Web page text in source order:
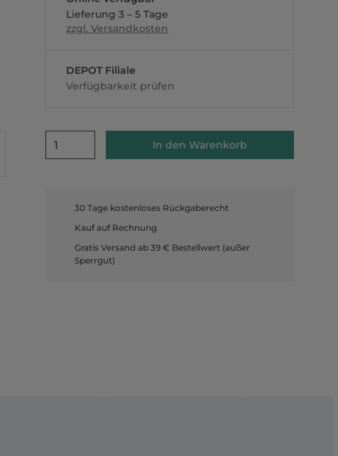
Lieferung 3 – 5 Tage
zzgl. Versandkosten
DEPOT Filiale
Verfügbarkeit prüfen
1 In den Warenkorb
30 Tage kostenloses Rückgaberecht
Kauf auf Rechnung
Gratis Versand ab 39 € Bestellwert (außer
Sperrgut)